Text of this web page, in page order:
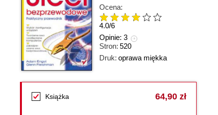
Ocena:
4.0/6
Opinie: 3
Stron: 520
Druk: oprawa miękka
Książka 64,90 zł